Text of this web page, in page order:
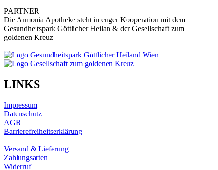
PARTNER
Die Armonia Apotheke steht in enger Kooperation mit dem
Gesundheitspark Göttlicher Heilan & der Gesellschaft zum
goldenen Kreuz
LINKS
Impressum
Datenschutz
AGB
Barrierefreiheitserklärung
Versand & Lieferung
Zahlungsarten
Widerruf